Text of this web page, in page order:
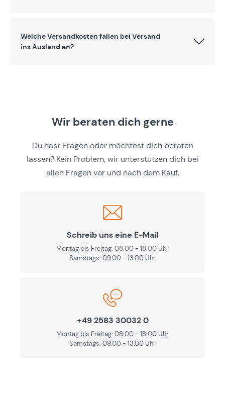
Welche Versandkosten fallen bei Versand
ins Ausland an?
Wir beraten dich gerne
Du hast Fragen oder möchtest dich beraten
lassen? Kein Problem, wir unterstützen dich bei
allen Fragen vor und nach dem Kauf.
Schreib uns eine E-Mail
Montag bis Freitag: 08:00 - 18:00 Uhr
Samstags: 09.00 - 13.00 Uhr
+49 2583 30032 0
Montag bis Freitag: 08:00 - 18:00 Uhr
Samstags: 09.00 - 13.00 Uhr